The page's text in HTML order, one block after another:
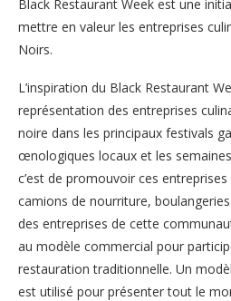
Black Restaurant Week est une
mettre en valeur les entreprises
Noirs.
L’inspiration du Black Restaurant
représentation des entreprises
noire dans les principaux festivals
œnologiques locaux et les
c’est de promouvoir ces
camions de nourriture,
des entreprises de cette
au modèle commercial pour
restauration traditionnelle. Un
est utilisé pour présenter tout le